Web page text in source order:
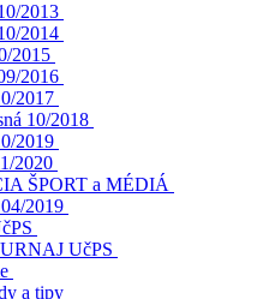
2013
2014
2015
2016
2017
10/2018
2019
2020
ŠPORT a MÉDIÁ
2019
UčPS
a tipy